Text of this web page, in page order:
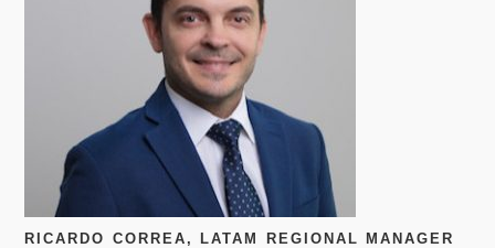
RICARDO CORREA, LATAM REGIONAL MANAGER